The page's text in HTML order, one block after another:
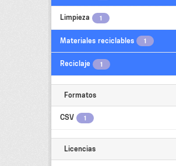
Limpieza 1
Materiales reciclables 1
Reciclaje 1
Formatos
CSV 1
Licencias